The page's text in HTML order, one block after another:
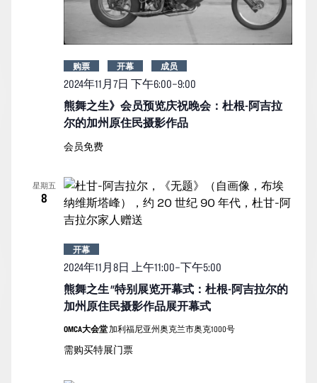
熊舞之生》会员预览庆祝晚会：杜根-阿吉拉
尔的加州原住民摄影作品
2024年11月7日 下午6:00–9:00
购票 开幕 成员
会员免费
星期五
8
熊舞之生 "特别展览开幕式：杜根-阿吉拉尔的
加州原住民摄影作品展开幕式
2024年11月8日 上午11:00–下午5:00
开幕
OMCA大会堂加利福尼亚州奥克兰市奥克1000号
需购买特展门票